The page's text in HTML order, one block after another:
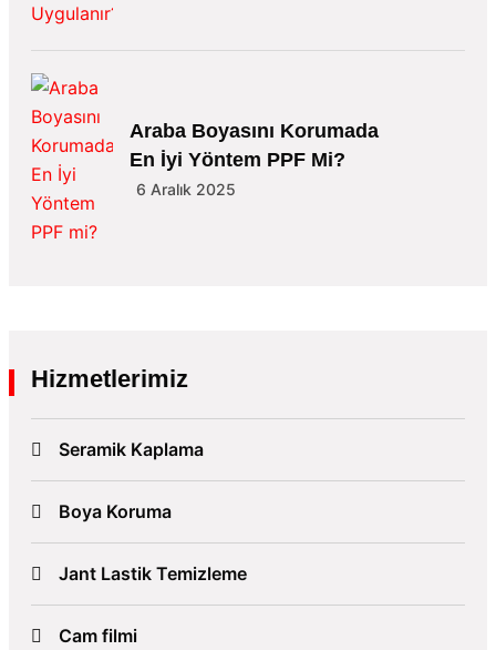
Araba Boyasını Korumada
En İyi Yöntem PPF Mi?
6 Aralık 2025
Hizmetlerimiz
Seramik Kaplama
Boya Koruma
Jant Lastik Temizleme
Cam filmi